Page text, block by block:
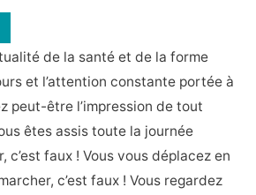
de la santé et de la forme
et l’attention constante portée à
peut-être l’impression de tout
êtes assis toute la journée
c’est faux ! Vous vous déplacez en
c’est faux ! Vous regardez